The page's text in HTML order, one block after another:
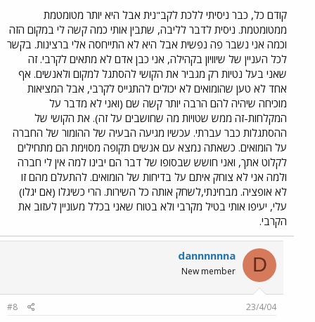
קודם כל, כבר ניסיתי ללכת לקב"נית אבל היא יותר מטומטמת
ממטומטמת. ניסית לדבר לליבה, שתבין אותי כמה קשה לי במקום הזה
וכמה אני נשבר פה נפשית אבל היא לא התייחסה אלי ברצינות. בקשר
לכל העניין של שיוויון בקהילה, אני כבן אדם לא מתאים לקרבי. זה
שאני בעל נטיות רק מגביר את הקושי להסתגל למקום ולאנשים. אף
אחד לא טען שהומואים לא יכולים להתגייס לקרבי, אבל המציאות
מוכיחה שיהיה להם הרבה יותר קשה שם (ואני לא מדבר על
המקלחות-זה ממש שטויות מה שחושבים על זה). את הקושי של
ההסתגלות כבר עברתי. עכשיו מגיעה הבעיה של ההומור של החברה
על הומואים. כשאתה נמצא עם אנשים תקופה מסוימת הם מתחילים
לקלוט אתך, ואני חושש שבסופו של דבר הם יבינו למה אין לי חברה
ולמה אני לא צוחק איתם על בדיחות של הומואים. להתעלם מהם זו
לא אופציה. מבחינתי,לשחק אותה כל השירות. הרי כשיגלו (אם יגלו)
עלי, יעיפו אותי בטיל מקרבי ולא בטוח שאני בכלל מעוניין לעזוב את
הקרבי.
D
dannnnnna
New member
23/4/04
#8